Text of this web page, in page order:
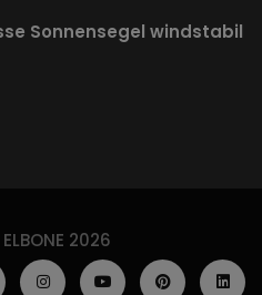
Sonnensegel windstabil
2026